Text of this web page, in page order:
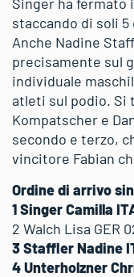
staccando di soli
Anche Nadine
precisamente sul
individuale
atleti sul podio. Si
Kompatscher e
secondo e terzo,
vincitore Fabian
Ordine di arrivo
1 Singer Camilla
2 Walch Lisa GER
3 Staffler Nadine
4 Unterholzner